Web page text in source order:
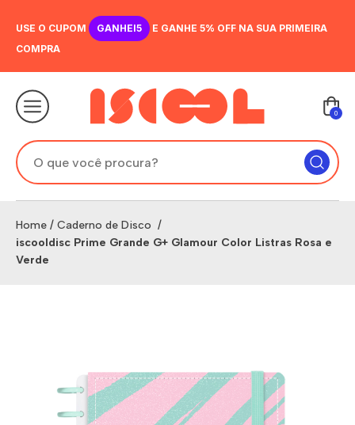
USE O CUPOM GANHEI5
E GANHE 5% OFF NA SUA PRIMEIRA
COMPRA
0
Home / Caderno de Disco /
iscooldisc Prime Grande G+ Glamour Color Listras Rosa e
Verde